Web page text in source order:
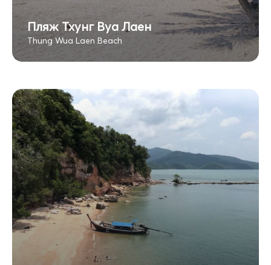
Пляж Тхунг Вуа Лаен
Thung Wua Laen Beach